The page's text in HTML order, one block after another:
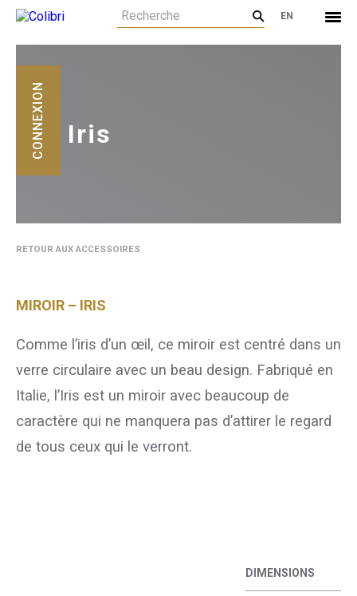
EN
CONNEXION Iris
RETOUR AUX ACCESSOIRES
MIROIR – IRIS
Comme l’iris d’un œil, ce miroir est centré dans un
verre circulaire avec un beau design. Fabriqué en
Italie, l’Iris est un miroir avec beaucoup de
caractère qui ne manquera pas d’attirer le regard
de tous ceux qui le verront.
DIMENSIONS